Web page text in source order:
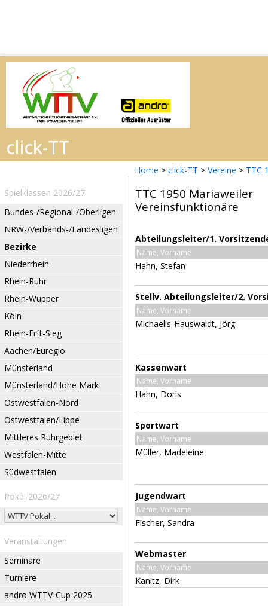
Home > click-TT > Vereine > TTC
Spielklassen 2026/27
Bundes-/Regional-/Oberligen
NRW-/Verbands-/Landesligen
Bezirke
Niederrhein
Rhein-Ruhr
Rhein-Wupper
Köln
Rhein-Erft-Sieg
Aachen/Euregio
Münsterland
Münsterland/Hohe Mark
Ostwestfalen-Nord
Ostwestfalen/Lippe
Mittleres Ruhrgebiet
Westfalen-Mitte
Südwestfalen
Pokal 2026/27
Veranstaltungen
Seminare
Turniere
andro WTTV-Cup 2025
TTC 1950 Mariaweiler
Vereinsfunktionäre
Abteilungsleiter/1.
Name, Vorname
Hahn, Stefan
Stellv. Abteilungsleiter/2.
Name, Vorname
Michaelis-Hauswaldt, Jörg
Kassenwart
Name, Vorname
Hahn, Doris
Sportwart
Name, Vorname
Müller, Madeleine
Jugendwart
Name, Vorname
Fischer, Sandra
Webmaster
Name, Vorname
Kanitz, Dirk